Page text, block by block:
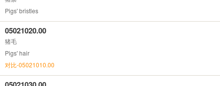
Pigs' bristles
05021020.00
猪毛
Pigs' hair
对比-05021010.00